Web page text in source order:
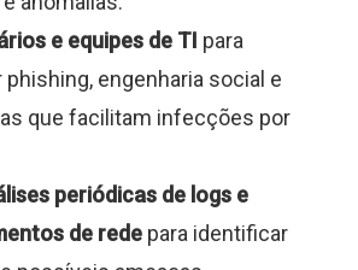
e equipes de TI para
engenharia social e
que facilitam infecções por
periódicas de logs e
de rede para identificar